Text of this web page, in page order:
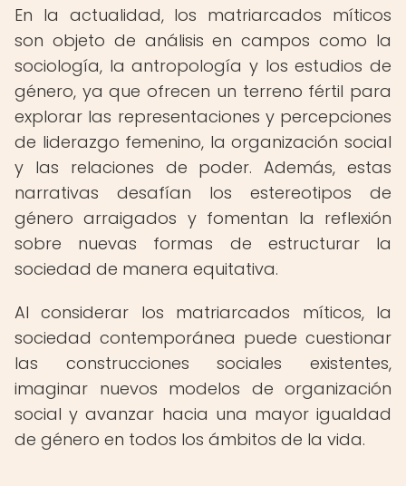
En la actualidad, los matriarcados míticos
son objeto de análisis en campos como la
sociología, la antropología y los estudios de
género, ya que ofrecen un terreno fértil para
explorar las representaciones y percepciones
de liderazgo femenino, la organización social
y las relaciones de poder. Además, estas
narrativas desafían los estereotipos de
género arraigados y fomentan la reflexión
sobre nuevas formas de estructurar la
sociedad de manera equitativa.
Al considerar los matriarcados míticos, la
sociedad contemporánea puede cuestionar
las construcciones sociales existentes,
imaginar nuevos modelos de organización
social y avanzar hacia una mayor igualdad
de género en todos los ámbitos de la vida.